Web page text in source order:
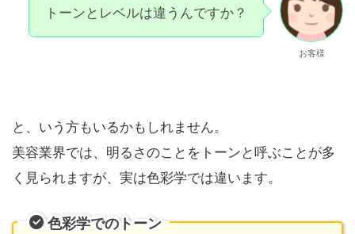
トーンとレベルは違うんですか？
お客様
と、いう方もいるかもしれません。
美容業界では、明るさのことをトーンと呼ぶことが多
く見られますが、実は色彩学では違います。
色彩学でのトーン